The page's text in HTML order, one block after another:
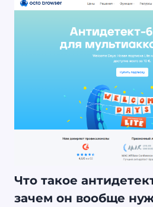
Что такое
зачем он вообще